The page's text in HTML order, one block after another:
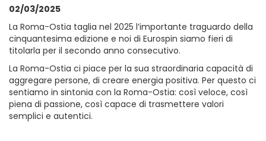
02/03/2025
La Roma-Ostia taglia nel 2025 l’importante traguardo della
cinquantesima edizione e noi di Eurospin siamo fieri di
titolarla per il secondo anno consecutivo.
La Roma-Ostia ci piace per la sua straordinaria capacità di
aggregare persone, di creare energia positiva. Per questo ci
sentiamo in sintonia con la Roma-Ostia: così veloce, così
piena di passione, così capace di trasmettere valori
semplici e autentici.